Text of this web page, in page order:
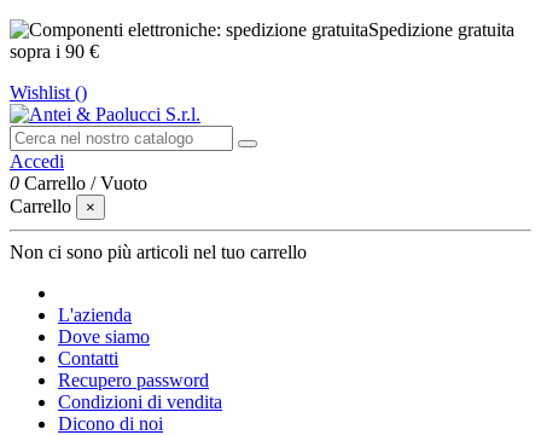
Spedizione gratuita
sopra i 90 €
Wishlist ()
Accedi
0 Carrello /Vuoto
Carrello
×
Non ci sono più articoli nel tuo carrello
L'azienda
Dove siamo
Contatti
Recupero password
Condizioni di vendita
Dicono di noi